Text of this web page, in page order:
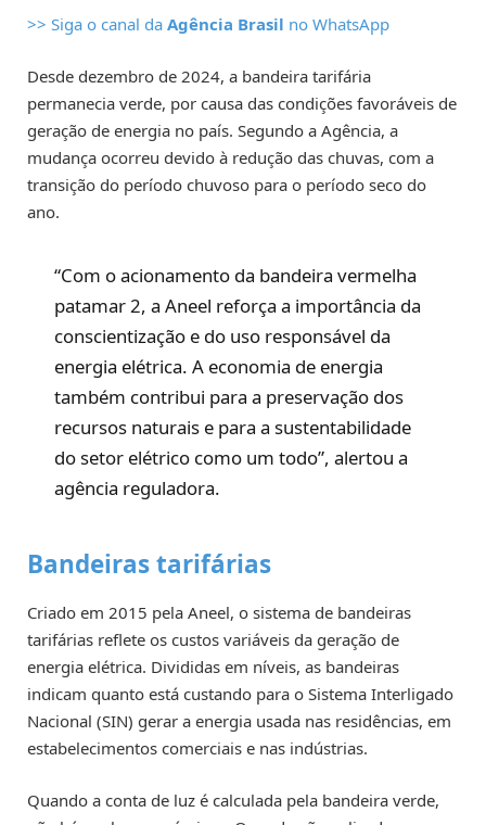
>> Siga o canal da Agência Brasil no WhatsApp
Desde dezembro de 2024, a bandeira tarifária
permanecia verde, por causa das condições favoráveis de
geração de energia no país. Segundo a Agência, a
mudança ocorreu devido à redução das chuvas, com a
transição do período chuvoso para o período seco do
ano.
“Com o acionamento da bandeira vermelha
patamar 2, a Aneel reforça a importância da
conscientização e do uso responsável da
energia elétrica. A economia de energia
também contribui para a preservação dos
recursos naturais e para a sustentabilidade
do setor elétrico como um todo”, alertou a
agência reguladora.
Bandeiras tarifárias
Criado em 2015 pela Aneel, o sistema de bandeiras
tarifárias reflete os custos variáveis da geração de
energia elétrica. Divididas em níveis, as bandeiras
indicam quanto está custando para o Sistema Interligado
Nacional (SIN) gerar a energia usada nas residências, em
estabelecimentos comerciais e nas indústrias.
Quando a conta de luz é calculada pela bandeira verde,